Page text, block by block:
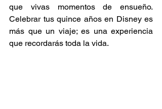
que vivas momentos de ensueño.
Celebrar tus quince años en Disney es
más que un viaje; es una experiencia
que recordarás toda la vida.